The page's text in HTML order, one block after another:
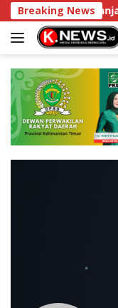
Langsung
ke
konten
Breaking News
Solusi Jangka